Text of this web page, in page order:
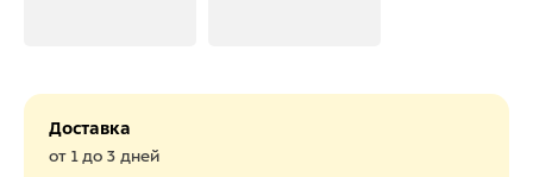
Доставка
от 1 до 3 дней